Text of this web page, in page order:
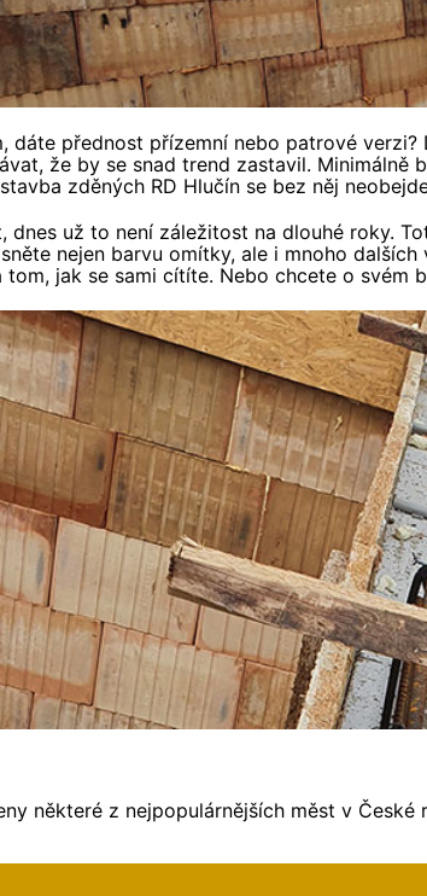
dáte přednost přízemní nebo patrové
že by se snad trend zastavil.
zděných RD Hlučín se bez něj
dnes už to není záležitost na dlouhé roky.
nejen barvu omítky, ale i mnoho
tom, jak se sami cítíte. Nebo chcete o svém
některé z nejpopulárnějších měst v